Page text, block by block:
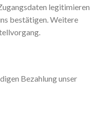
legitimieren
bestätigen. Weitere
Bezahlung unser